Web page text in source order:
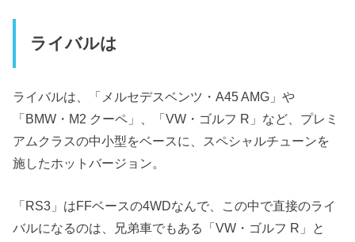
ライバルは
ライバルは、「メルセデスベンツ・A45 AMG」や
「BMW・M2 クーペ」、「VW・ゴルフ R」など、プレミ
アムクラスの中小型をベースに、スペシャルチューンを
施したホットバージョン。
「RS3」はFFベースの4WDなんで、この中で直接のライ
バルになるのは、兄弟車でもある「VW・ゴルフ R」と